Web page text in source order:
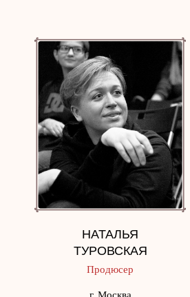
НАТАЛЬЯ
ТУРОВСКАЯ
Продюсер
г. Москва